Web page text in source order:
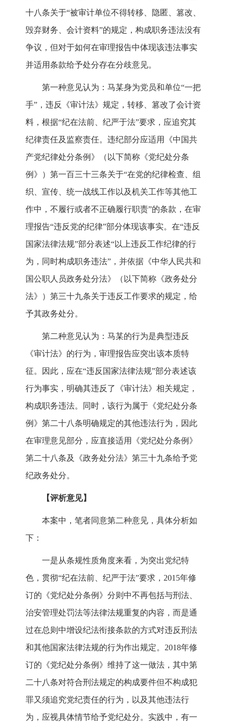
十八条关于“被审计单位不得转移、隐匿、篡改、
毁弃财务、会计资料”的规定，构成职务违法没有
争议，但对于如何在审理报告中体现该违法事实
并适用条款给予处分存在分歧意见。
第一种意见认为：马某身为党员和单位“一把
手”，违反《审计法》规定，转移、篡改了会计资
料，根据“纪在法前、纪严于法”要求，应追究其
纪律责任及监察责任。违纪部分应适用《中国共
产党纪律处分条例》（以下简称《党纪处分条
例》）第一百三十三条关于“在党的纪律检查、组
织、宣传、统一战线工作以及机关工作等其他工
作中，不履行或者不正确履行职责”的条款，在审
理报告“违反党的纪律”部分体现该事实。在“违反
国家法律法规”部分表述“以上违反工作纪律的行
为，同时构成职务违法”，并依据《中华人民共和
国公职人员政务处分法》（以下简称《政务处分
法》）第三十九条关于违反工作要求的规定，给
予其政务处分。
第二种意见认为：马某的行为是典型违反
《审计法》的行为，审理报告应突出该本质特
征。因此，应在“违反国家法律法规”部分表述该
行为事实，明确其违反了《审计法》相关规定，
构成职务违法。同时，该行为属于《党纪处分条
例》第二十八条明确规定的其他违法行为，因此
在审理意见部分，应直接适用《党纪处分条例》
第二十八条及《政务处分法》第三十九条给予党
纪政务处分。
【评析意见】
本案中，笔者同意第二种意见，具体分析如
下：
一是从条规性质角度来看，为突出党纪特
色，贯彻“纪在法前、纪严于法”要求，2015年修
订的《党纪处分条例》分则中不再包括与刑法、
治安管理处罚法等法律法规重复的内容，而是通
过在总则中增设纪法衔接条款的方式对违反刑法
和其他国家法律法规的行为作出规定。2018年修
订的《党纪处分条例》维持了这一做法，其中第
二十八条对符合刑法规定的构成要件但不构成犯
罪又须追究党纪责任的行为，以及其他违法行
为，应视具体情节给予党纪处分。实践中，有一